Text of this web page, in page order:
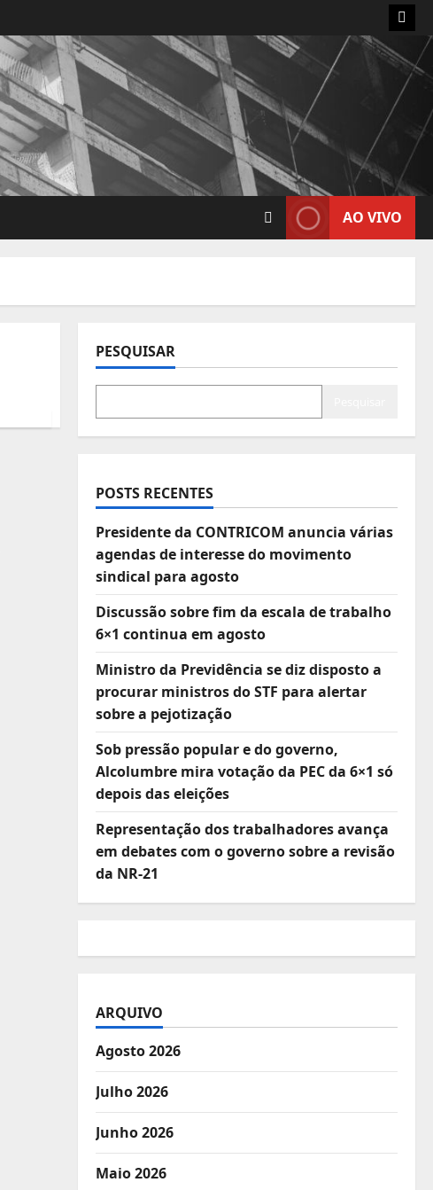
AO VIVO
PESQUISAR
POSTS RECENTES
Presidente da CONTRICOM anuncia várias
agendas de interesse do movimento
sindical para agosto
Discussão sobre fim da escala de trabalho
6×1 continua em agosto
Ministro da Previdência se diz disposto a
procurar ministros do STF para alertar
sobre a pejotização
Sob pressão popular e do governo,
Alcolumbre mira votação da PEC da 6×1 só
depois das eleições
Representação dos trabalhadores avança
em debates com o governo sobre a revisão
da NR-21
ARQUIVO
Agosto 2026
Julho 2026
Junho 2026
Maio 2026